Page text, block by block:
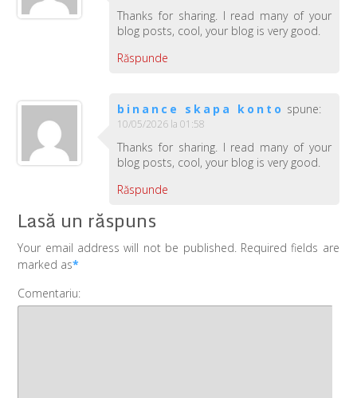
Thanks for sharing. I read many of your
blog posts, cool, your blog is very good.
Răspunde
binance skapa konto spune:
10/05/2026 la 01:58
Thanks for sharing. I read many of your
blog posts, cool, your blog is very good.
Răspunde
Lasă un răspuns
Your email address will not be published. Required fields are
marked as*
Comentariu: